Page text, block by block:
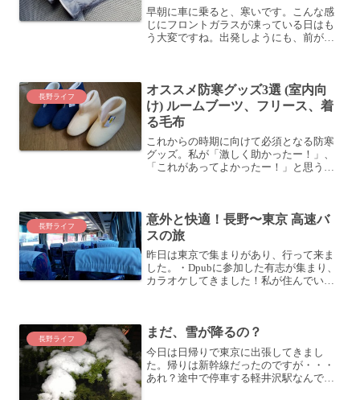
早朝に車に乗ると、寒いです。こんな感
じにフロントガラスが凍っている日はも
う大変ですね。出発しようにも、前が見
て、こう寒いと、車...
長野ライフ
オススメ防寒グッズ3選 (室内向
け) ルームブーツ、フリース、着
る毛布
これからの時期に向けて必須となる防寒
グッズ。私が「激しく助かったー！」、
「これがあってよかったー！」と思う防
ろに移住した...
長野ライフ
意外と快適！長野〜東京 高速バ
スの旅
昨日は東京で集まりがあり、行って来ま
した。・Dpubに参加した有志が集まり、
カラオケしてきました！私が住んでいる
ば、2,000円ほ...
長野ライフ まだ、雪が降るの？
今日は日帰りで東京に出張してきまし
た。帰りは新幹線だったのですが・・・
あれ？途中で停車する軽井沢駅なんです